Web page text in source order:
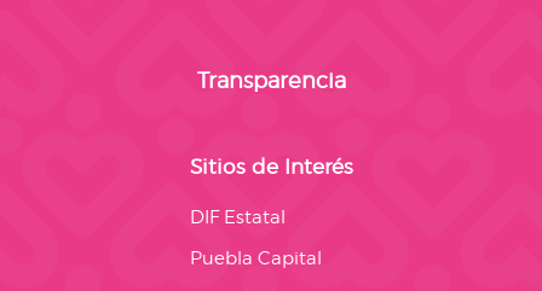
Transparencia
Sitios de Interés
DIF Estatal
Puebla Capital